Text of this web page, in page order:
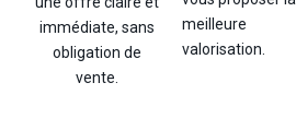
immédiate, sans
obligation de
vente.
meilleure
valorisation.